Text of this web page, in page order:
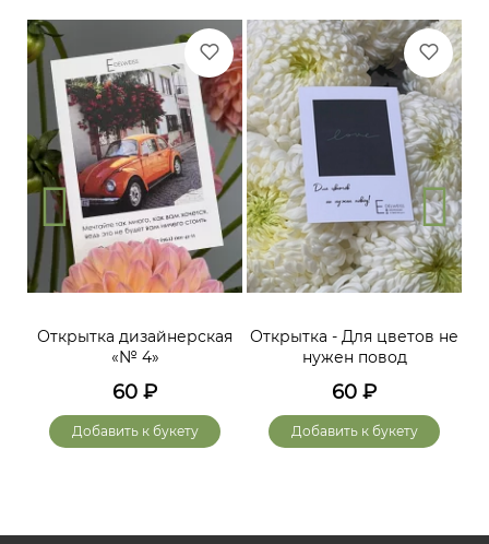
Открытка дизайнерская
«№ 4»
60 ₽
Добавить к букету
Открытка - Для цветов не
нужен повод
60 ₽
Добавить к букету